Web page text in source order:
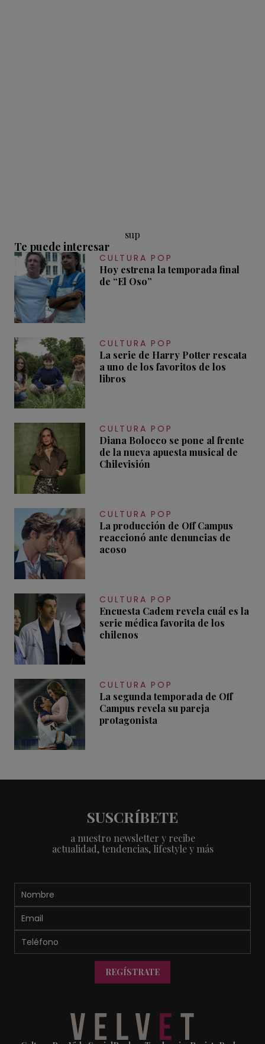
sup
Te puede interesar
CULTURA POP
Hoy estrena la temporada final
de “El Oso”
CULTURA POP
La serie de Harry Potter rescata
a uno de los favoritos de los
libros
CULTURA POP
Diana Bolocco se pone al frente
de la nueva apuesta musical de
Chilevisión
CULTURA POP
La producción de Off Campus
reaccionó ante denuncias de
acoso
CULTURA POP
Encuesta Cadem revela cuál es la
serie médica favorita de los
chilenos
CULTURA POP
La segunda temporada de Off
Campus revela su pareja
protagonista
SUSCRÍBETE
a nuestro newsletter y recibe
actualidad, tendencias, lifestyle y más
REGÍSTRATE